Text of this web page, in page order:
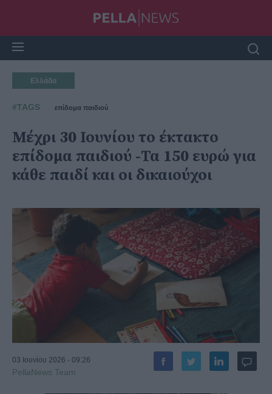
Ελλάδα
#TAGS επίδομα παιδιού
Μέχρι 30 Ιουνίου το έκτακτο
επίδομα παιδιού -Τα 150 ευρώ για
κάθε παιδί και οι δικαιούχοι
03 Ιουνίου 2026 - 09:26
PellaNews Team